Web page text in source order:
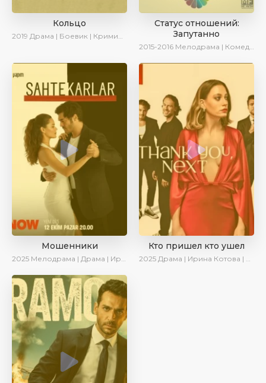
Кольцо
2019 Драма | Боевик | Криминал
Статус отношений:
Запутанно
2015-2016 Мелодрама | Комедия
Мошенники
2025 Мелодрама | Драма | Ирина Котова | AlisaDirilis | Новинки | Сериалы 2025
Кто пришел кто ушел
2025 Драма | Ирина Котова | Новинки | Сериалы 2025